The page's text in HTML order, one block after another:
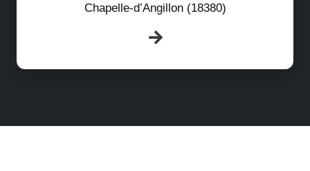
Chapelle-d’Angillon (18380)